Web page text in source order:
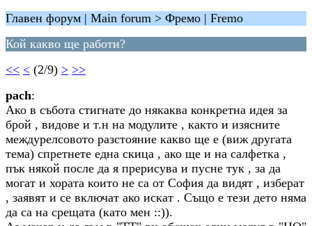
Главен форум | Main forum > Фремо | Fremo
Кой какво ще работи?
<< < (2/9) > >>
pach:
Ако в събота стигнате до някаква конкретна идея за
брой , видове и т.н на модулите , както и изясните
междурелсовото разстояние какво ще е (виж другата
тема) спретнете една скица , ако ще и на салфетка ,
пък някой после да я прерисува и пусне тук , за да
могат и хората които не са от София да видят , изберат
, заявят и се включат ако искат . Също е тези дето няма
да са на срещата (като мен ::)).